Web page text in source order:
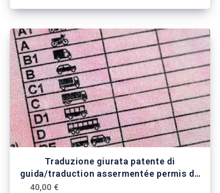
Traduzione giurata patente di
guida/traduction assermentée permis de
40,00 €